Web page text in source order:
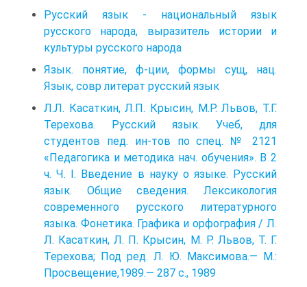
Русский язык - национальный язык
русского народа, выразитель истории и
культуры русского народа
Язык. понятие, ф-ции, формы сущ, нац.
Язык, совр литерат русский язык
Л.Л. Касаткин, Л.П. Крысин, М.Р. Львов, Т.Г.
Терехова. Русский язык. Учеб, для
студентов пед. ин-тов по спец. № 2121
«Педагогика и методика нач. обучения». В 2
ч. Ч. I. Введение в науку о языке. Русский
язык. Общие сведения. Лексикология
современного русского литературного
языка. Фонетика. Графика и орфография / Л.
Л. Касаткин, Л. П. Крысин, М. Р. Львов, Т. Г.
Терехова; Под ред. Л. Ю. Максимова.— М.:
Просвещение,1989.— 287 с., 1989